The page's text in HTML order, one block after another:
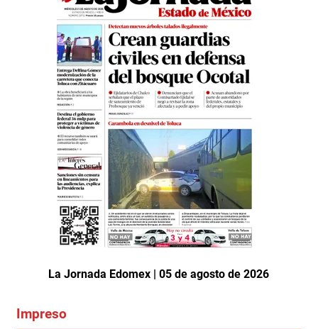
La Jornada Edomex | 05 de agosto de 2026
Impreso